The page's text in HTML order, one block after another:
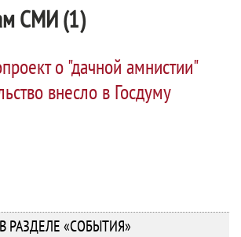
СМИ (1)
о "дачной амнистии"
внесло в Госдуму
В РАЗДЕЛЕ «СОБЫТИЯ»